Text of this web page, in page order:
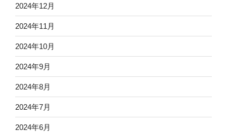
2024年12月
2024年11月
2024年10月
2024年9月
2024年8月
2024年7月
2024年6月